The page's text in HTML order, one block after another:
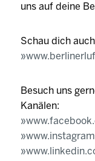
uns auf deine
Schau dich
Besuch uns
Kanälen: